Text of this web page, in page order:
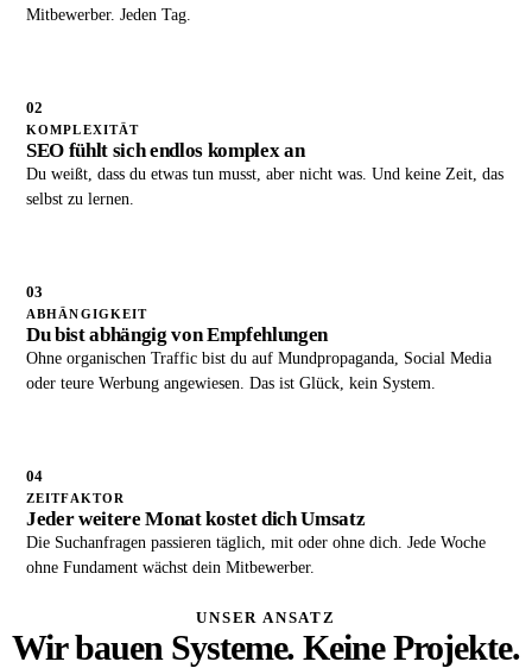
Mitbewerber. Jeden Tag.
02
KOMPLEXITÄT
SEO fühlt sich endlos komplex an
Du weißt, dass du etwas tun musst, aber nicht was. Und keine Zeit, das
selbst zu lernen.
03
ABHÄNGIGKEIT
Du bist abhängig von Empfehlungen
Ohne organischen Traffic bist du auf Mundpropaganda, Social Media
oder teure Werbung angewiesen. Das ist Glück, kein System.
04
ZEITFAKTOR
Jeder weitere Monat kostet dich Umsatz
Die Suchanfragen passieren täglich, mit oder ohne dich. Jede Woche
ohne Fundament wächst dein Mitbewerber.
UNSER ANSATZ
Wir bauen Systeme. Keine Projekte.